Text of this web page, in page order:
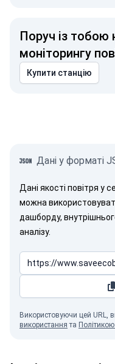
Поруч із тобою
моніторингу
Купити станцію
Дані у форматі
Дані якості повітря у
можна
дашборду,
аналізу.
Використовуючи цей URL,
використання та